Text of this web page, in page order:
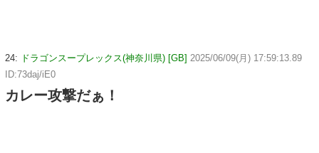
24: ドラゴンスープレックス(神奈川県) [GB] 2025/06/09(月) 17:59:13.89
ID:73daj/iE0
カレー攻撃だぁ！